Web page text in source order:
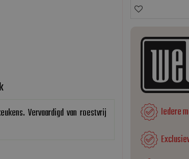
Iedere
Vervaardigd van roestvrij